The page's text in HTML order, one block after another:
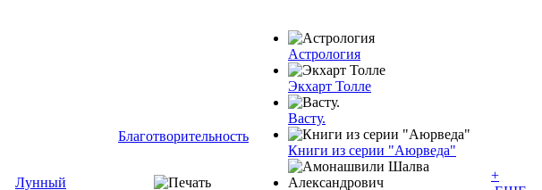
Лунный
Благотворительность
Астрология
Экхарт Толле
Васту.
Книги из серии "Аюрведа"
+